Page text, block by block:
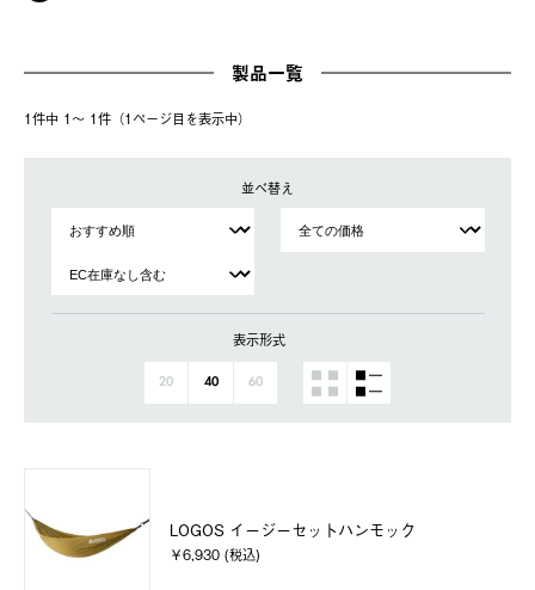
製品一覧
1件中 1〜 1件（1ページ⽬を表⽰中）
並べ替え
表示形式
20 40 60
LOGOS イージーセットハンモック
￥6,930 (税込)